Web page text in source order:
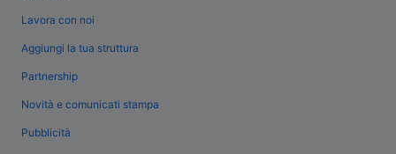
Lavora con noi
Aggiungi la tua struttura
Partnership
Novità e comunicati stampa
Pubblicità